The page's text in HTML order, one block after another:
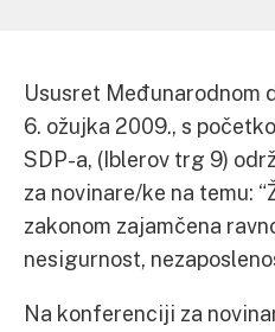
Ususret Međunarodnom
6. ožujka 2009., s
SDP-a, (Iblerov trg 9)
za novinare/ke na temu:
zakonom zajamčena
nesigurnost,
Na konferenciji za